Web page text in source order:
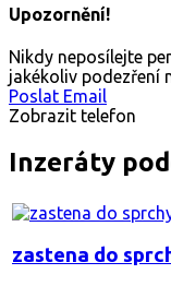
Upozornění!
Nikdy neposílejte
jakékoliv podezření
Poslat Email
Zobrazit telefon
Inzeráty
zastena do